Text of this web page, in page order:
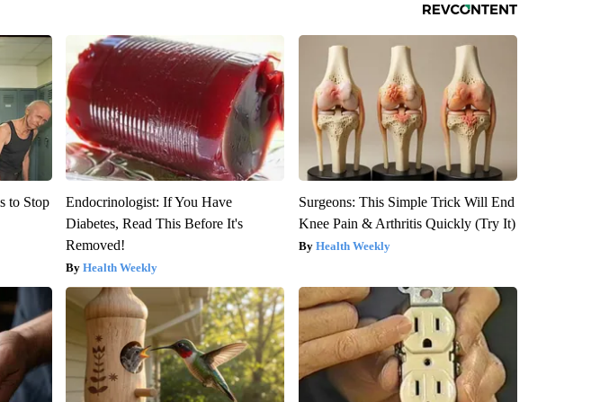
to Stop
Endocrinologist: If You Have
Diabetes, Read This Before It's
Removed!
Health Weekly
Surgeons: This Simple Trick Will End
Knee Pain & Arthritis Quickly (Try It)
Health Weekly